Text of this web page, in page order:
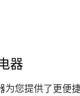
器
为您提供了更便